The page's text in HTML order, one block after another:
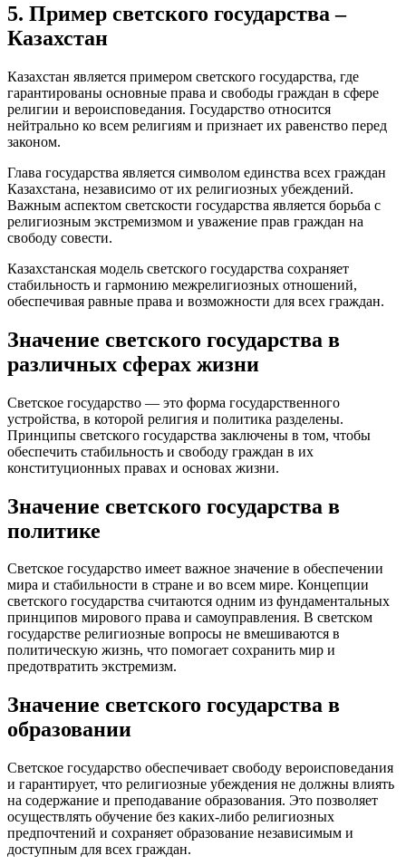
5. Пример светского государства –
Казахстан
Казахстан является примером светского государства, где
гарантированы основные права и свободы граждан в сфере
религии и вероисповедания. Государство относится
нейтрально ко всем религиям и признает их равенство перед
законом.
Глава государства является символом единства всех граждан
Казахстана, независимо от их религиозных убеждений.
Важным аспектом светскости государства является борьба с
религиозным экстремизмом и уважение прав граждан на
свободу совести.
Казахстанская модель светского государства сохраняет
стабильность и гармонию межрелигиозных отношений,
обеспечивая равные права и возможности для всех граждан.
Значение светского государства в
различных сферах жизни
Светское государство — это форма государственного
устройства, в которой религия и политика разделены.
Принципы светского государства заключены в том, чтобы
обеспечить стабильность и свободу граждан в их
конституционных правах и основах жизни.
Значение светского государства в
политике
Светское государство имеет важное значение в обеспечении
мира и стабильности в стране и во всем мире. Концепции
светского государства считаются одним из фундаментальных
принципов мирового права и самоуправления. В светском
государстве религиозные вопросы не вмешиваются в
политическую жизнь, что помогает сохранить мир и
предотвратить экстремизм.
Значение светского государства в
образовании
Светское государство обеспечивает свободу вероисповедания
и гарантирует, что религиозные убеждения не должны влиять
на содержание и преподавание образования. Это позволяет
осуществлять обучение без каких-либо религиозных
предпочтений и сохраняет образование независимым и
доступным для всех граждан.